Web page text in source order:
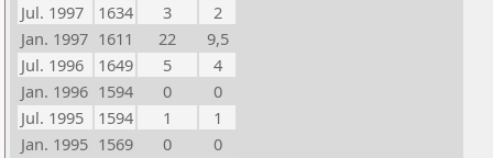
Jul. 1997
1634 3
2
Jan. 1997 1611 22
9,5
Jul. 1996
1649 5
4
Jan. 1996 1594 0
0
Jul. 1995
1594 1
1
Jan. 1995 1569 0
0